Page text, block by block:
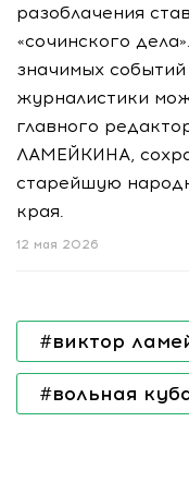
разоблачения
«сочинского
значимых
журналистики
главного
ЛАМЕЙКИНА,
старейшую
края.
12 мая 2026
#виктор
#вольная